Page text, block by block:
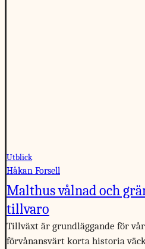
Utblick
Håkan Forsell
Malthus vålnad och
tillvaro
Tillväxt är grundläggande för
förvånansvärt korta historia